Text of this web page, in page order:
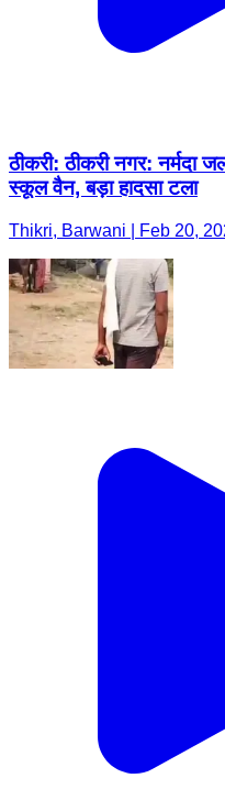
ठीकरी: ठीकरी नगर: नर्मदा
स्कूल वैन, बड़ा हादसा टला
Thikri, Barwani | Feb 20,